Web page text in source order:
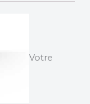
Votre